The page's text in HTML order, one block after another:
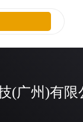
(广州)有限